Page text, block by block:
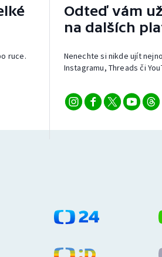
ruce.
Odteď vám
na dalších
Nenechte si nikde ujít
Instagramu, Threads či